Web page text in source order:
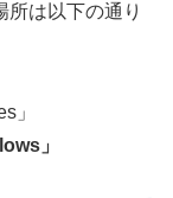
所は以下の通り
」
」